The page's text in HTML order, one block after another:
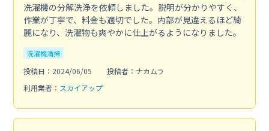
洗濯機の分解洗浄を依頼しました。説明が分かりやすく、
作業が丁寧で、料金も適切でした。内部が見違えるほど綺
麗になり、洗濯物も爽やかに仕上がるようになりました。
洗濯機清掃
投稿日：2024/06/05
投稿者：ナカムラ
利用業者： スカイアップ